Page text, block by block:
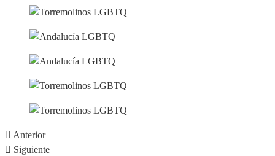
Anterior
Siguiente